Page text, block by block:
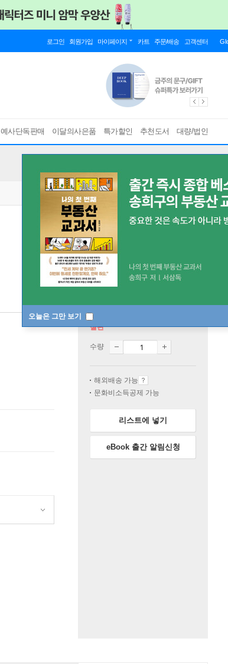
로그인 회원가입 마이페이지 카트 주문/배송 고객센터
예사단독판매 이달의사은품 특가할인 추천도서 대량/법인
오늘은 그만 보기
절판
수량
해외배송 가능
문화비소득공제 가능
리스트에 넣기
eBook 출간 알림신청